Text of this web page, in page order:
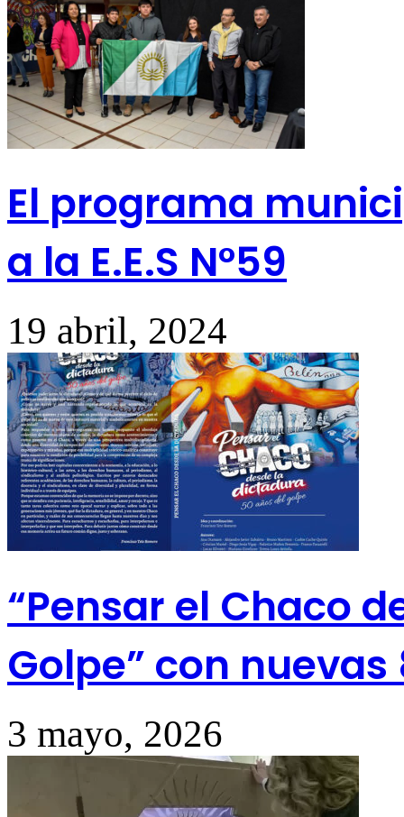
El programa
a la E.E.S N°59
19 abril, 2024
“Pensar el Chaco
Golpe” con
3 mayo, 2026